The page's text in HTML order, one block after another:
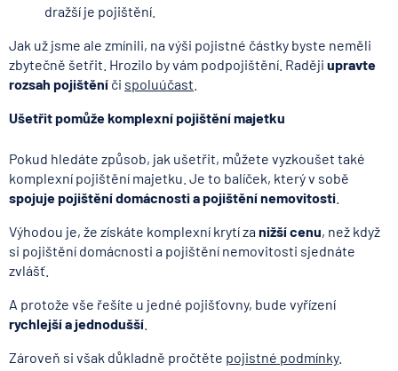
dražší je pojištění.
Jak už jsme ale zmínili, na výši pojistné částky byste neměli
zbytečně šetřit. Hrozilo by vám podpojištění. Raději upravte
rozsah pojištění či spoluúčast.
Ušetřit pomůže komplexní pojištění majetku
Pokud hledáte způsob, jak ušetřit, můžete vyzkoušet také
komplexní pojištění majetku. Je to balíček, který v sobě
spojuje pojištění domácnosti a pojištění nemovitosti.
Výhodou je, že získáte komplexní krytí za nižší cenu, než když
si pojištění domácnosti a pojištění nemovitosti sjednáte
zvlášť.
A protože vše řešíte u jedné pojišťovny, bude vyřízení
rychlejší a jednodušší.
Zároveň si však důkladně pročtěte pojistné podmínky.